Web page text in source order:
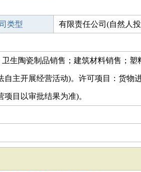
类型 有限责任公司(自然人
生陶瓷制品销售；建筑材料销售；塑
主开展经营活动)。许可项目：货物
目以审批结果为准)。